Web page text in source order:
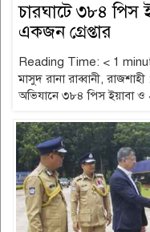
চারঘাটে ৩৮৪ পিস
একজন গ্রেপ্তার
Reading Time: < 1
মাসুদ রানা রাব্বানী,
অভিযানে ৩৮৪ পিস ইয়াবা ও